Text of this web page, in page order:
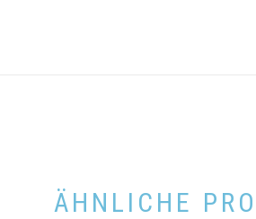
ÄHNLICHE